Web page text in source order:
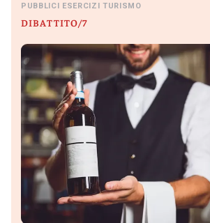
PUBBLICI ESERCIZI TURISMO
DIBATTITO/7